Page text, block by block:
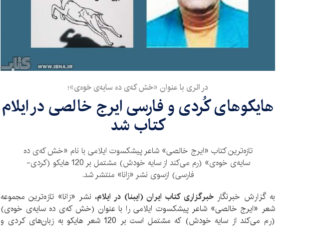
در اثری با عنوان «خش که‌ی ده سایه‌ی خوه‌ی»؛
هایکوهای کُردی و فارسی ایرج خالصی در ایلام
کتاب شد
تازه‌ترین کتاب «ایرج خالصی» شاعر پیشکسوت ایلامی با نام «خش که‌ی ده
سایه‌ی خوه‌ی» (رم می‌کند از سایه خودش) مشتمل بر 120 هایکو (کردی-
فارسی) ازسوی نشر «زانا» منتشر شد.
به گزارش خبرنگارخبرگزاری کتاب ایران (ایبنا) در ایلام، نشر «زانا» تازه‌ترین مجموعه
شعر «ایرج خالصی» شاعر پیشکسوت ایلامی را با عنوان (خش که‌ی ده سایه‌ی خوه‌ی)
(رم می‌کند از سایه خودش) که مشتمل است بر 120 شعر‌ هایکو به زبان‌های کردی و